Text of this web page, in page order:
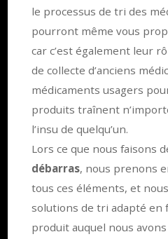
le processus de tri des
pourront même vous
car c’est également leur
de collecte d’anciens
médicaments usagers
produits traînent
l’insu de quelqu’un.
Lors ce que nous faisons
débarras, nous prenons
tous ces éléments, et
solutions de tri adapté en
produit auquel nous